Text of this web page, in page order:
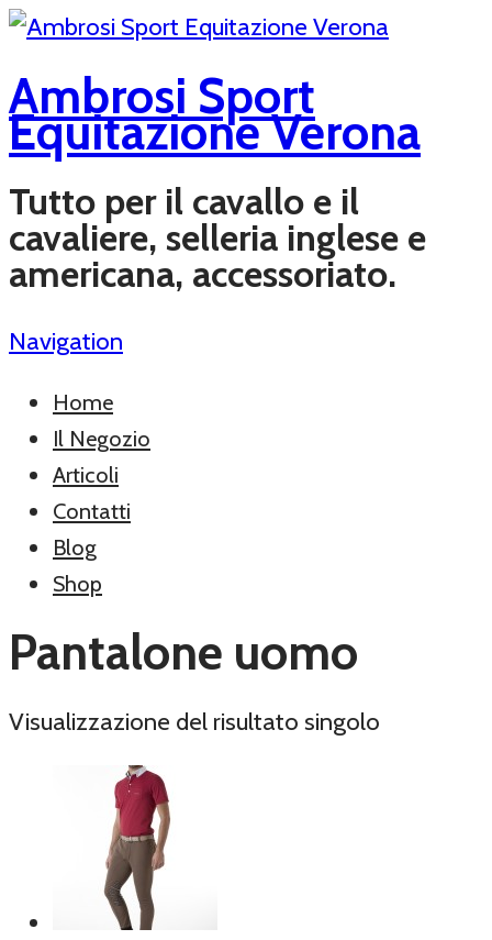
Ambrosi Sport
Equitazione Verona
Tutto per il cavallo e il
cavaliere, selleria inglese e
americana, accessoriato.
Navigation
Home
Il Negozio
Articoli
Contatti
Blog
Shop
Pantalone uomo
Visualizzazione del risultato singolo